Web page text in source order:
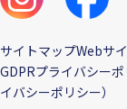
サイトマップWebサ
GDPRプライバシー
イバシーポリシー）